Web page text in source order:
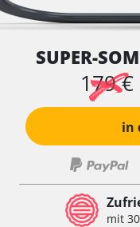
SUPER-
179 €
in
mit